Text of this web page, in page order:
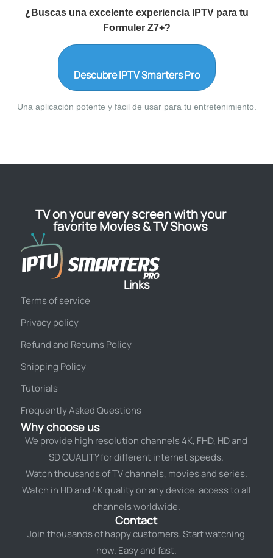
¿Buscas una excelente experiencia IPTV para tu
Formuler Z7+?
Descubre IPTV Smarters Pro
Una aplicación potente y fácil de usar para tu entretenimiento.
TV on your every screen with your
favorite Movies & TV Shows
Links
Terms of service
Privacy policy
Refund and Returns Policy
Shipping Policy
Tutorials
Frequently Asked Questions
Why choose us
We provide high resolution channels 4K, FHD, HD and
SD QUALITY for different internet speeds.
Watch thousands of TV channels, movies and series.
Watch in HD and 4K quality on any device. access to all
channels worldwide.
Contact
Join thousands of happy customers. Start watching
now. Easy and fast.